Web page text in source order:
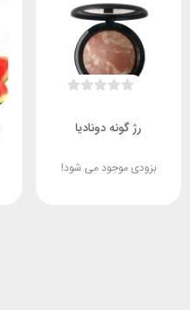
رژ گونه دونادیا
بزودی موجود می شود!